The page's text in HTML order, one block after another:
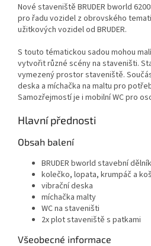
Nové staveniště BRUDER bworld
pro řadu vozidel z obrovského
užitkových vozidel od BRUDER.
S touto tématickou sadou mohou
vytvořit různé scény na staveništi.
vymezený prostor staveniště.
deska a míchačka na maltu pro
Samozřejmostí je i mobilní WC pro
Hlavní přednosti
Obsah balení
BRUDER bworld stavební dělník
kolečko, lopata, krumpáč a
vibrační deska
míchačka malty
WC na staveništi
2x plot staveniště s patkami
Všeobecné informace